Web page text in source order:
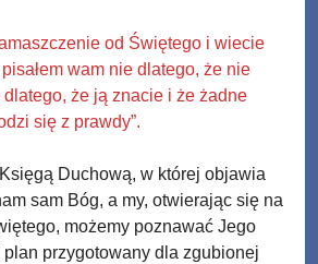
od Świętego i wiecie
wam nie dlatego, że nie
że ją znacie i że żadne
się z prawdy”.
Duchową, w której objawia
sam Bóg, a my, otwierając się na
możemy poznawać Jego
plan przygotowany dla zgubionej